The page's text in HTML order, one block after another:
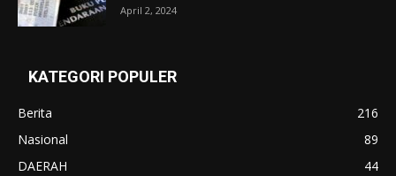
April 2, 2024
KATEGORI POPULER
Berita
216
Nasional
89
DAERAH
44